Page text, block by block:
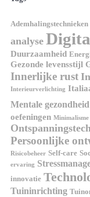
Ademhalingstechnieken
analyse
Duurzaamheid
Gezonde levensstijl
Innerlijke rust
Interieurverlichting
Mentale gezondheid
oefeningen Minimalisme
Persoonlijke
Risicobeheer Self-care
ervaring
innovatie
Tuininrichting